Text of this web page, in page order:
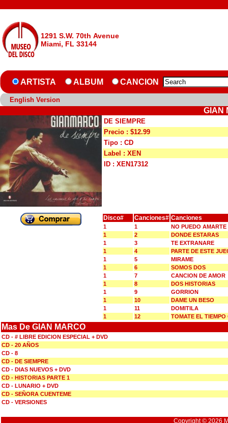
1291 S.W. 70th Avenue
Miami, FL 33144
ARTISTA ALBUM CANCION
English Version
GIAN
DE SIEMPRE
Precio : $12.99
Tipo : CD
Label : XEN
ID : XEN17312
Disco# Canciones# Canciones
1 1
NO PUEDO AMARTE
1
2
DONDE ESTARAS
1
3
TE EXTRANARE
1
4
PARTE DE ESTE
1
5
MIRAME
1
6
SOMOS DOS
1
7
CANCION DE AMOR
1
8
DOS HISTORIAS
1
9
GORRION
1
10
DAME UN BESO
1
11
DOMITILA
1
12 TOMATE EL TIEMPO
Mas De GIAN MARCO
CD - # LIBRE EDICION ESPECIAL + DVD
CD - 20 AÑOS
CD - 8
CD - DE SIEMPRE
CD - DIAS NUEVOS + DVD
CD - HISTORIAS PARTE 1
CD - LUNARIO + DVD
CD - SEÑORA CUENTEME
CD - VERSIONES
Copyright © 2026